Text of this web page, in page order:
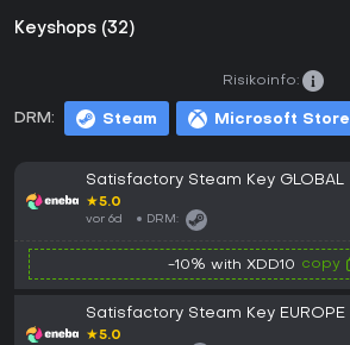
Keyshops (32)
DRM: Steam Microsoft Store
Risikoinfo:
Satisfactory Steam Key GLOBAL
★5.0
vor 6d DRM:
-10% with XDD10 copy
Satisfactory Steam Key EUROPE
★5.0